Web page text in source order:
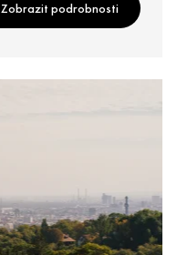
Zobrazit podrobnosti